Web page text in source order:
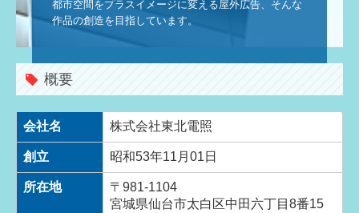
都市空間をプラスイメージに変える屋外広告、そんな
作品の創造を目指しています。
概要
会社名 株式会社東北電照
創立 昭和53年11月01日
所在地
〒981-1104
宮城県仙台市太白区中田六丁目8番15